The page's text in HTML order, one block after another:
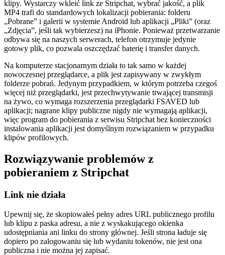
klipy. Wystarczy wkleić link ze Stripchat, wybrać jakość, a plik
MP4 trafi do standardowych lokalizacji pobierania: folderu
„Pobrane” i galerii w systemie Android lub aplikacji „Pliki” (oraz
„Zdjęcia”, jeśli tak wybierzesz) na iPhonie. Ponieważ przetwarzanie
odbywa się na naszych serwerach, telefon otrzymuje jedynie
gotowy plik, co pozwala oszczędzać baterię i transfer danych.
Na komputerze stacjonarnym działa to tak samo w każdej
nowoczesnej przeglądarce, a plik jest zapisywany w zwykłym
folderze pobrań. Jedynym przypadkiem, w którym potrzeba czegoś
więcej niż przeglądarki, jest przechwytywanie trwającej transmisji
na żywo, co wymaga rozszerzenia przeglądarki FSAVED lub
aplikacji; nagrane klipy publiczne nigdy nie wymagają aplikacji,
więc program do pobierania z serwisu Stripchat bez konieczności
instalowania aplikacji jest domyślnym rozwiązaniem w przypadku
klipów profilowych.
Rozwiązywanie problemów z
pobieraniem z Stripchat
Link nie działa
Upewnij się, że skopiowałeś pełny adres URL publicznego profilu
lub klipu z paska adresu, a nie z wyskakującego okienka
udostępniania ani linku do strony głównej. Jeśli strona ładuje się
dopiero po zalogowaniu się lub wydaniu tokenów, nie jest ona
publiczna i nie można jej zapisać.